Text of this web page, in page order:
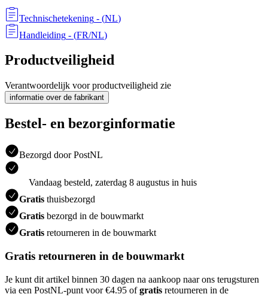
Technischetekening - (NL)
Handleiding - (FR/NL)
Productveiligheid
Verantwoordelijk voor productveiligheid zie
informatie over de fabrikant
Bestel- en bezorginformatie
Bezorgd door PostNL
Vandaag besteld, zaterdag 8 augustus in huis
Gratis thuisbezorgd
Gratis bezorgd in de bouwmarkt
Gratis retourneren in de bouwmarkt
Gratis retourneren in de bouwmarkt
Je kunt dit artikel binnen 30 dagen na aankoop naar ons terugsturen
via een PostNL-punt voor €4.95 ofgratis retourneren in de